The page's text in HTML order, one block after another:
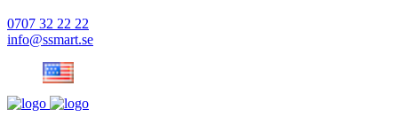
0707 32 22 22
info@ssmart.se